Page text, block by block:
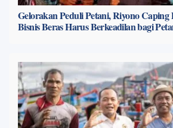
Gelorakan Peduli Petani, Riyono Caping
Bisnis Beras Harus Berkeadilan bagi